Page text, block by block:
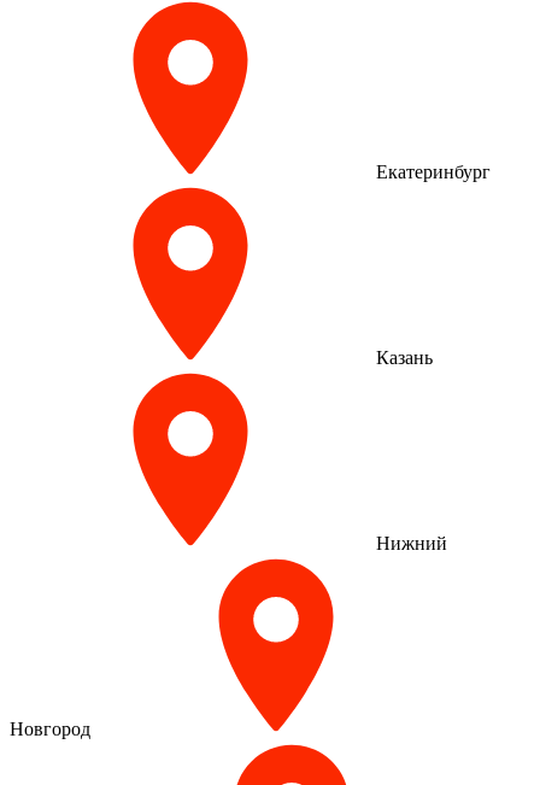
Екатеринбург
Казань
Нижний
Новгород